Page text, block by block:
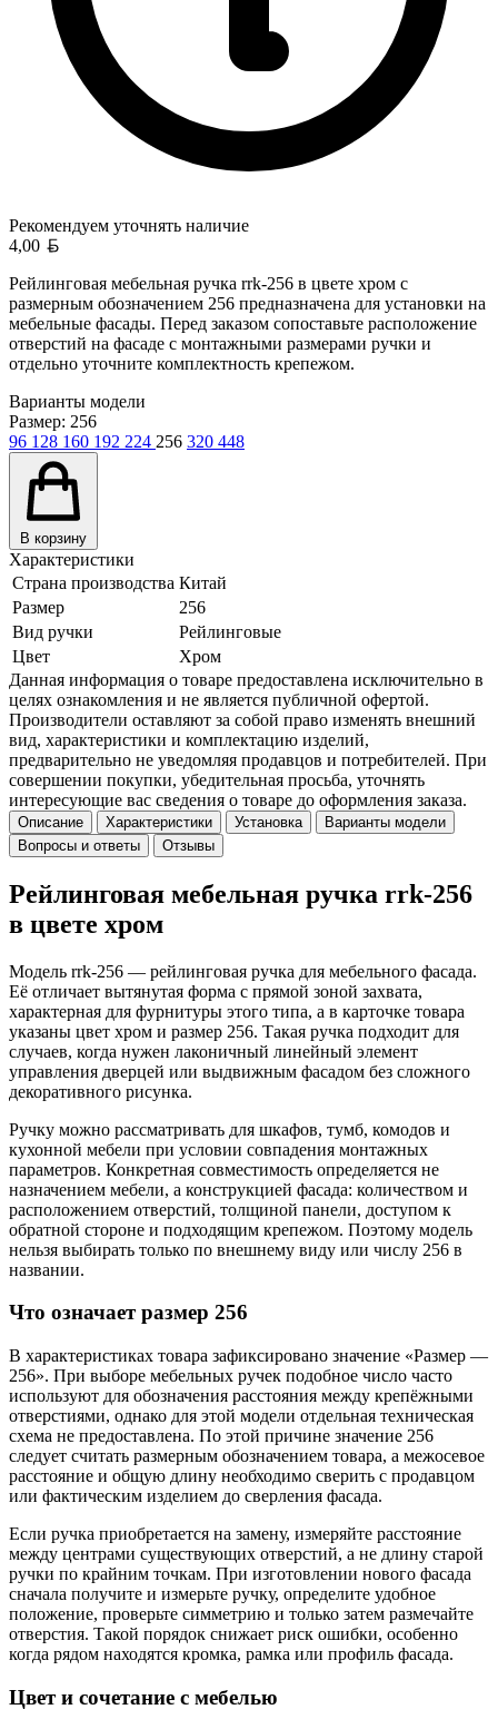
Рекомендуем уточнять наличие
4,00
Рейлинговая мебельная ручка rrk-256 в цвете хром с
размерным обозначением 256 предназначена для установки на
мебельные фасады. Перед заказом сопоставьте расположение
отверстий на фасаде с монтажными размерами ручки и
отдельно уточните комплектность крепежом.
Варианты модели
Размер: 256
96 128 160 192 224 256 320 448
В корзину
Характеристики
Страна производства Китай
Размер
256
Вид ручки
Рейлинговые
Цвет
Хром
Данная информация о товаре предоставлена исключительно в
целях ознакомления и не является публичной офертой.
Производители оставляют за собой право изменять внешний
вид, характеристики и комплектацию изделий,
предварительно не уведомляя продавцов и потребителей. При
совершении покупки, убедительная просьба, уточнять
интересующие вас сведения о товаре до оформления заказа.
Описание Характеристики Установка
Варианты модели
Вопросы и ответы
Отзывы
Рейлинговая мебельная ручка rrk-256
в цвете хром
Модель rrk-256 — рейлинговая ручка для мебельного фасада.
Её отличает вытянутая форма с прямой зоной захвата,
характерная для фурнитуры этого типа, а в карточке товара
указаны цвет хром и размер 256. Такая ручка подходит для
случаев, когда нужен лаконичный линейный элемент
управления дверцей или выдвижным фасадом без сложного
декоративного рисунка.
Ручку можно рассматривать для шкафов, тумб, комодов и
кухонной мебели при условии совпадения монтажных
параметров. Конкретная совместимость определяется не
назначением мебели, а конструкцией фасада: количеством и
расположением отверстий, толщиной панели, доступом к
обратной стороне и подходящим крепежом. Поэтому модель
нельзя выбирать только по внешнему виду или числу 256 в
названии.
Что означает размер 256
В характеристиках товара зафиксировано значение «Размер —
256». При выборе мебельных ручек подобное число часто
используют для обозначения расстояния между крепёжными
отверстиями, однако для этой модели отдельная техническая
схема не предоставлена. По этой причине значение 256
следует считать размерным обозначением товара, а межосевое
расстояние и общую длину необходимо сверить с продавцом
или фактическим изделием до сверления фасада.
Если ручка приобретается на замену, измеряйте расстояние
между центрами существующих отверстий, а не длину старой
ручки по крайним точкам. При изготовлении нового фасада
сначала получите и измерьте ручку, определите удобное
положение, проверьте симметрию и только затем размечайте
отверстия. Такой порядок снижает риск ошибки, особенно
когда рядом находятся кромка, рамка или профиль фасада.
Цвет и сочетание с мебелью